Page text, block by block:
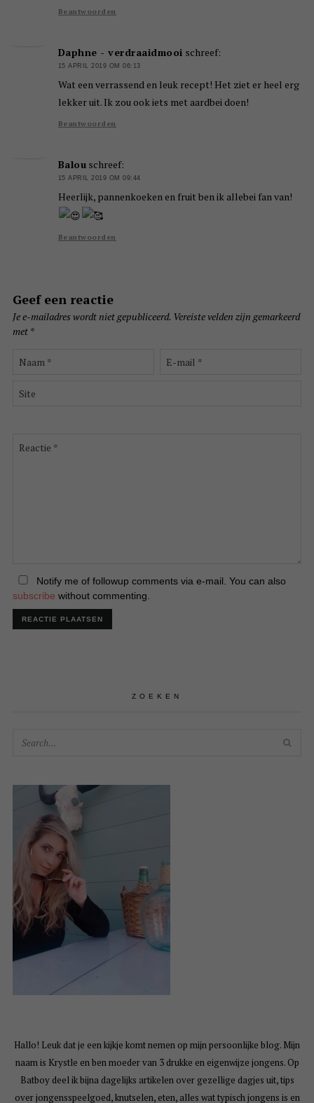
Beantwoorden
Daphne - verdraaidmooi schreef:
15 APRIL 2019 OM 06:13
Wat een verrassend en leuk recept! Het ziet er heel erg
lekker uit. Ik zou ook iets met aardbei doen!
Beantwoorden
Balou schreef:
15 APRIL 2019 OM 09:44
Heerlijk, pannenkoeken en fruit ben ik allebei fan van!
Beantwoorden
Geef een reactie
Je e-mailadres wordt niet gepubliceerd. Vereiste velden zijn gemarkeerd
met *
Notify me of followup comments via e-mail. You can also
subscribe without commenting.
ZOEKEN
Hallo! Leuk dat je een kijkje komt nemen op mijn persoonlijke blog. Mijn
naam is Krystle en ben moeder van 3 drukke en eigenwijze jongens. Op
Batboy deel ik bijna dagelijks artikelen over gezellige dagjes uit, tips
over jongensspeelgoed, knutselen, eten, alles wat typisch jongens is en